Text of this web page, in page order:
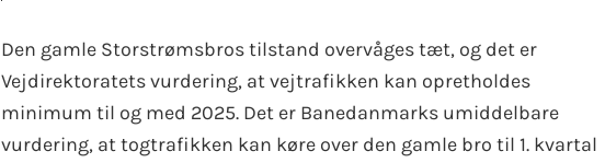
Den gamle Storstrømsbros tilstand overvåges tæt, og det er
Vejdirektoratets vurdering, at vejtrafikken kan opretholdes
minimum til og med 2025. Det er Banedanmarks umiddelbare
vurdering, at togtrafikken kan køre over den gamle bro til 1. kvartal